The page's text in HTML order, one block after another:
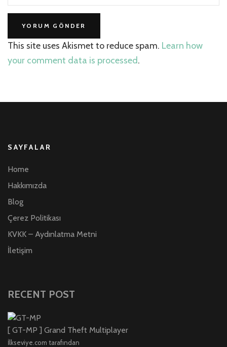
This site uses Akismet to reduce spam. Learn how
your comment data is processed.
SAYFALAR
Home
Hakkımızda
Blog
Çerez Politikası
KVKK – Aydınlatma Metni
İletişim
RECENT POST
[ GT-MP ] Grand Theft Multiplayer
İlkseviye.com tarafından